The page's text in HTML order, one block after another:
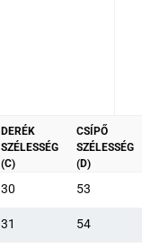
DERÉK
SZÉLESSÉG
(C)
CSÍPŐ
SZÉLESSÉG
(D)
30 53
31 54